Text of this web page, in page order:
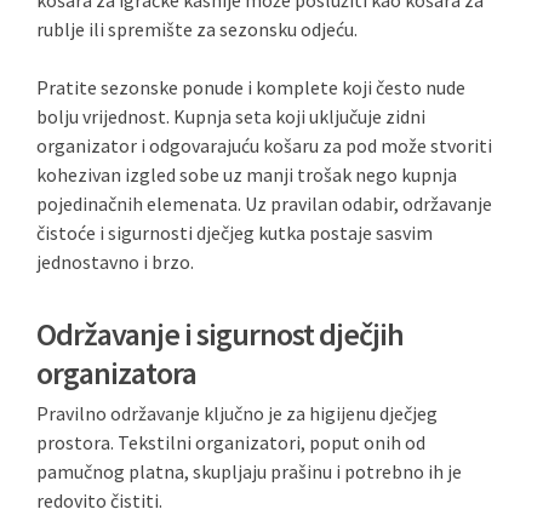
rublje ili spremište za sezonsku odjeću.
Pratite sezonske ponude i komplete koji često nude
bolju vrijednost. Kupnja seta koji uključuje zidni
organizator i odgovarajuću košaru za pod može stvoriti
kohezivan izgled sobe uz manji trošak nego kupnja
pojedinačnih elemenata. Uz pravilan odabir, održavanje
čistoće i sigurnosti dječjeg kutka postaje sasvim
jednostavno i brzo.
Održavanje i sigurnost dječjih
organizatora
Pravilno održavanje ključno je za higijenu dječjeg
prostora. Tekstilni organizatori, poput onih od
pamučnog platna, skupljaju prašinu i potrebno ih je
redovito čistiti.